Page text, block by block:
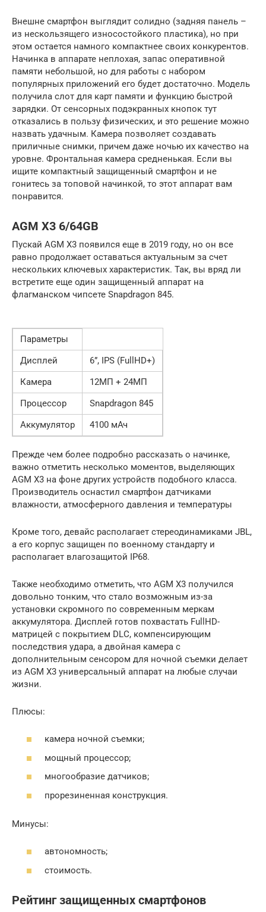
Внешне смартфон выглядит солидно (задняя панель –
из нескользящего износостойкого пластика), но при
этом остается намного компактнее своих конкурентов.
Начинка в аппарате неплохая, запас оперативной
памяти небольшой, но для работы с набором
популярных приложений его будет достаточно. Модель
получила слот для карт памяти и функцию быстрой
зарядки. От сенсорных подэкранных кнопок тут
отказались в пользу физических, и это решение можно
назвать удачным. Камера позволяет создавать
приличные снимки, причем даже ночью их качество на
уровне. Фронтальная камера средненькая. Если вы
ищите компактный защищенный смартфон и не
гонитесь за топовой начинкой, то этот аппарат вам
понравится.
AGM X3 6/64GB
Пускай AGM X3 появился еще в 2019 году, но он все
равно продолжает оставаться актуальным за счет
нескольких ключевых характеристик. Так, вы вряд ли
встретите еще один защищенный аппарат на
флагманском чипсете Snapdragon 845.
Параметры
Дисплей
6”, IPS (FullHD+)
Камера
12МП + 24МП
Процессор
Snapdragon 845
Аккумулятор
4100 мАч
Прежде чем более подробно рассказать о начинке,
важно отметить несколько моментов, выделяющих
AGM X3 на фоне других устройств подобного класса.
Производитель оснастил смартфон датчиками
влажности, атмосферного давления и температуры
Кроме того, девайс располагает стереодинамиками JBL,
а его корпус защищен по военному стандарту и
располагает влагозащитой IP68.
Также необходимо отметить, что AGM X3 получился
довольно тонким, что стало возможным из-за
установки скромного по современным меркам
аккумулятора. Дисплей готов похвастать FullHD-
матрицей с покрытием DLC, компенсирующим
последствия удара, а двойная камера с
дополнительным сенсором для ночной съемки делает
из AGM X3 универсальный аппарат на любые случаи
жизни.
Плюсы:
камера ночной съемки;
мощный процессор;
многообразие датчиков;
прорезиненная конструкция.
Минусы:
автономность;
стоимость.
Рейтинг защищенных смартфонов